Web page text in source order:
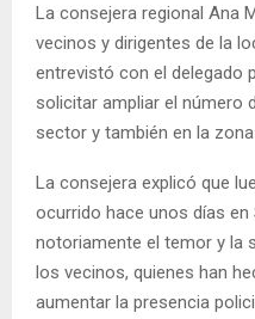
La consejera regional Ana
vecinos y dirigentes de la
entrevistó con el delegado
solicitar ampliar el número
sector y también en la
La consejera explicó que
ocurrido hace unos días en
notoriamente el temor y la
los vecinos, quienes han
aumentar la presencia